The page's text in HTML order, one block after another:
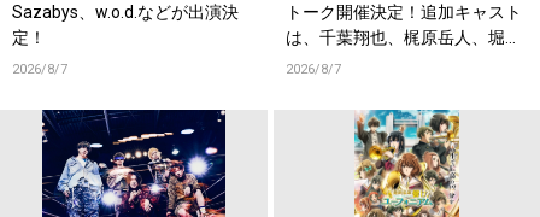
Sazabys、w.o.d.などが出演決
定！
2026/8/7
トーク開催決定！追加キャスト
は、千葉翔也、梶原岳人、堀江
瞬、綿貫竜之介！PV第1弾公
2026/8/7